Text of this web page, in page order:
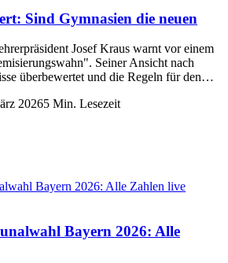
Sind Gymnasien die neuen
Josef Kraus warnt vor einem
Seiner Ansicht nach
überbewertet und die Regeln für den…
20265 Min. Lesezeit
Bayern 2026: Alle